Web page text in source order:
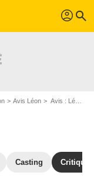
profil search
Avis Léon Avis : Léon - Page 3
Casting